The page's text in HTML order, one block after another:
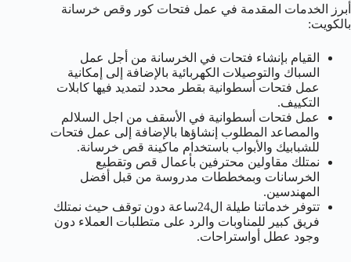
أبرز الخدمات المقدمة في عمل فتحات كور وقص خرسانة
بالكويت:
القيام بإنشاء فتحات في الخرسانة من أجل عمل
السباك والتوصيلات الكهربائية بالإضافة إلى إمكانية
عمل فتحات أسطوانية بقطر محدد لتمديد فيها كابلات
التكييف.
عمل فتحات أسطوانية في الأسقف من اجل السلالم
والمصاعد المطلوب إنشاؤها بالإضافة إلى عمل فتحات
للشبابيك والأبواب باستخدام ماكينة قص خرسانة.
نمتلك مقاولين محترفين بأعمال قص وتقطيع
الخرسانات وبمخططات مدروسة من قبل أفضل
المهندسين.
تتوفر خدماتنا طيلة ال24ساعة دون توقف حيث نمتلك
فريق كبير للمناوبات والرد على متطلبات العملاء دون
وجود عطل أواستراحات.